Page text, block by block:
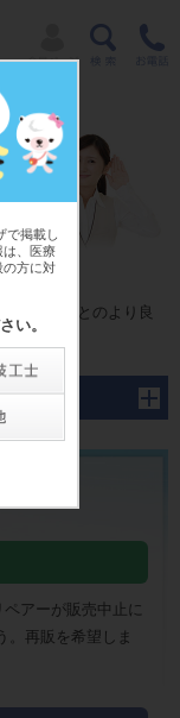
で掲載し
は、医療
の方に対
い。
、お客様とのより良
アーが販売中止に
。再販を希望しま